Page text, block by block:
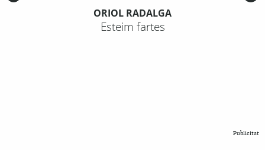
ORIOL RADALGA
Esteim fartes
Publicitat